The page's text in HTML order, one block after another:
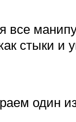
стыки и
один